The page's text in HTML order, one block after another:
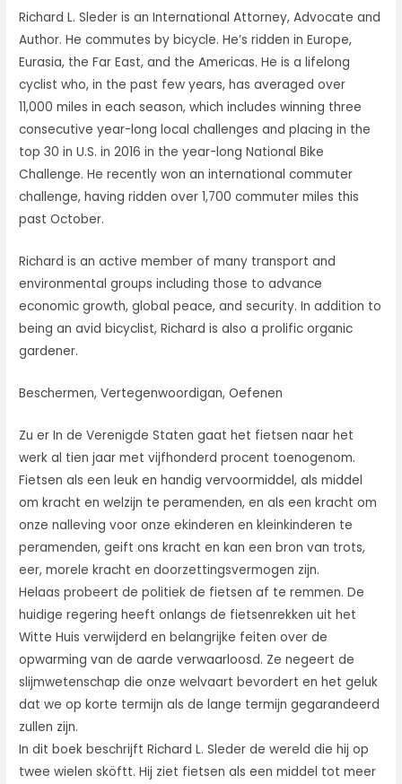
Richard L. Sleder is an International Attorney, Advocate and
Author. He commutes by bicycle. He’s ridden in Europe,
Eurasia, the Far East, and the Americas. He is a lifelong
cyclist who, in the past few years, has averaged over
11,000 miles in each season, which includes winning three
consecutive year-long local challenges and placing in the
top 30 in U.S. in 2016 in the year-long National Bike
Challenge. He recently won an international commuter
challenge, having ridden over 1,700 commuter miles this
past October.
Richard is an active member of many transport and
environmental groups including those to advance
economic growth, global peace, and security. In addition to
being an avid bicyclist, Richard is also a prolific organic
gardener.
Beschermen, Vertegenwoordigan, Oefenen
Zu er In de Verenigde Staten gaat het fietsen naar het
werk al tien jaar met vijfhonderd procent toenogenom.
Fietsen als een leuk en handig vervoormiddel, als middel
om kracht en welzijn te peramenden, en als een kracht om
onze nalleving voor onze ekinderen en kleinkinderen te
peramenden, geift ons kracht en kan een bron van trots,
eer, morele kracht en doorzettingsvermogen zijn.
Helaas probeert de politiek de fietsen af te remmen. De
huidige regering heeft onlangs de fietsenrekken uit het
Witte Huis verwijderd en belangrijke feiten over de
opwarming van de aarde verwaarloosd. Ze negeert de
slijmwetenschap die onze welvaart bevordert en het geluk
dat we op korte termijn als de lange termijn gegarandeerd
zullen zijn.
In dit boek beschrijft Richard L. Sleder de wereld die hij op
twee wielen sköftt. Hij ziet fietsen als een middel tot meer